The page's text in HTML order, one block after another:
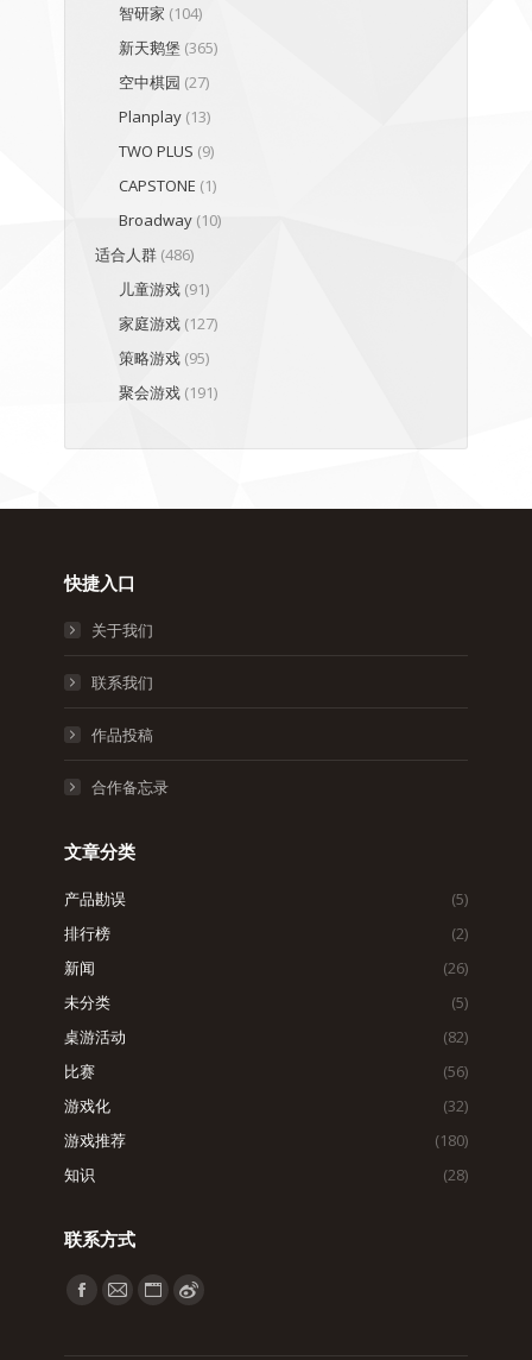
智研家 (104)
新天鹅堡 (365)
空中棋园 (27)
Planplay (13)
TWO PLUS (9)
CAPSTONE (1)
Broadway (10)
适合人群 (486)
儿童游戏 (91)
家庭游戏 (127)
策略游戏 (95)
聚会游戏 (191)
快捷入口
关于我们
联系我们
作品投稿
合作备忘录
文章分类
产品勘误
(5)
排行榜
(2)
新闻
(26)
未分类
(5)
桌游活动
(82)
比赛
(56)
游戏化
(32)
游戏推荐
(180)
知识
(28)
联系方式
找到我们：
Facebook
Mail WebsiteWeibo